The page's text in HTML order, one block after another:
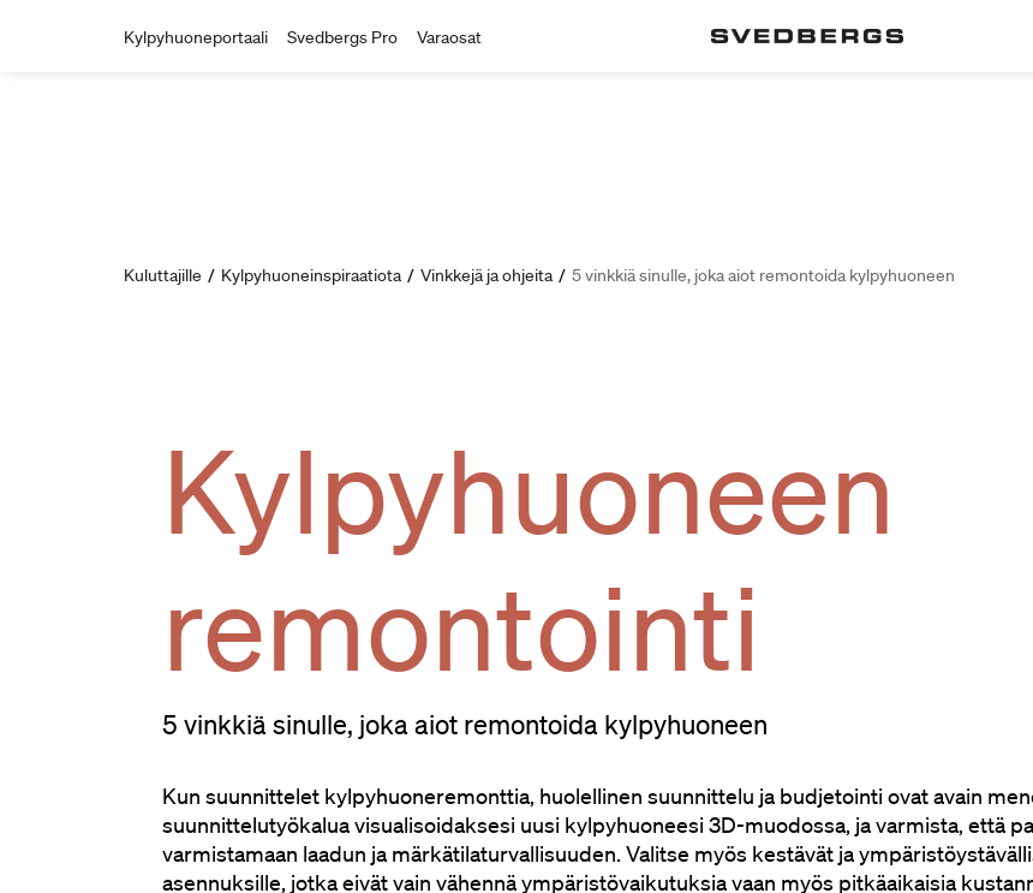
Kylpyhuoneportaali Svedbergs Pro Varaosat
Kuluttajille / Kylpyhuoneinspiraatiota / Vinkkejä ja ohjeita / 5 vinkkiä sinulle, joka aiot remontoida kylpyhuoneen
Kylpyhuoneen
remontointi
5 vinkkiä sinulle, joka aiot remontoida kylpyhuoneen
Kun suunnittelet kylpyhuoneremonttia, huolellinen suunnittelu ja budjetointi ovat avain
suunnittelutyökalua visualisoidaksesi uusi kylpyhuoneesi 3D-muodossa, ja varmista, että
varmistamaan laadun ja märkätilaturvallisuuden. Valitse myös kestävät ja
asennuksille, jotka eivät vain vähennä ympäristövaikutuksia vaan myös pitkäaikaisia